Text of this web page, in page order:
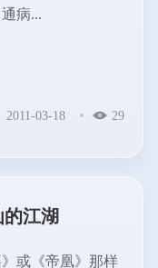
病...
2011-03-18 29
江湖
或《帝凰》那样